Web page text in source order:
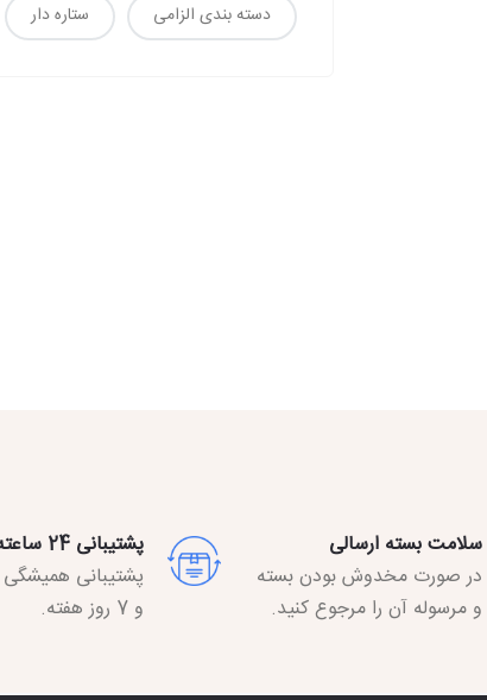
دسته بندی الزامی ستاره دار
سلامت بسته ارسالی
در صورت مخدوش بودن بسته
و مرسوله آن را مرجوع کنید.
پشتیبانی 24 ساعته
و 7 روز هفته.